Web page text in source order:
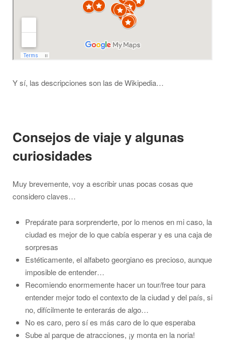
Y sí, las descripciones son las de Wikipedia…
Consejos de viaje y algunas
curiosidades
Muy brevemente, voy a escribir unas pocas cosas que
considero claves…
Prepárate para sorprenderte, por lo menos en mi caso, la
ciudad es mejor de lo que cabía esperar y es una caja de
sorpresas
Estéticamente, el alfabeto georgiano es precioso, aunque
imposible de entender…
Recomiendo enormemente hacer un tour/free tour para
entender mejor todo el contexto de la ciudad y del país, si
no, difícilmente te enterarás de algo…
No es caro, pero sí es más caro de lo que esperaba
Sube al parque de atracciones, ¡y monta en la noria!